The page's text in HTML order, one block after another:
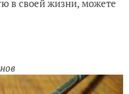
в своей жизни, можете